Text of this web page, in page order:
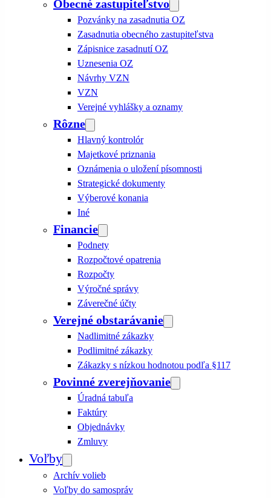
Obecné zastupiteľstvo
Pozvánky na zasadnutia OZ
Zasadnutia obecného zastupiteľstva
Zápisnice zasadnutí OZ
Uznesenia OZ
Návrhy VZN
VZN
Verejné vyhlášky a oznamy
Rôzne
Hlavný kontrolór
Majetkové priznania
Oznámenia o uložení písomnosti
Strategické dokumenty
Výberové konania
Iné
Financie
Podnety
Rozpočtové opatrenia
Rozpočty
Výročné správy
Záverečné účty
Verejné obstarávanie
Nadlimitné zákazky
Podlimitné zákazky
Zákazky s nízkou hodnotou podľa §117
Povinné zverejňovanie
Úradná tabuľa
Faktúry
Objednávky
Zmluvy
Voľby
Archív volieb
Voľby do samospráv